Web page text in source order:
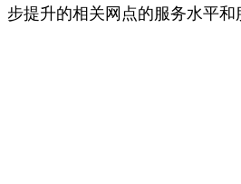
步提升的相关网点的服务水平和